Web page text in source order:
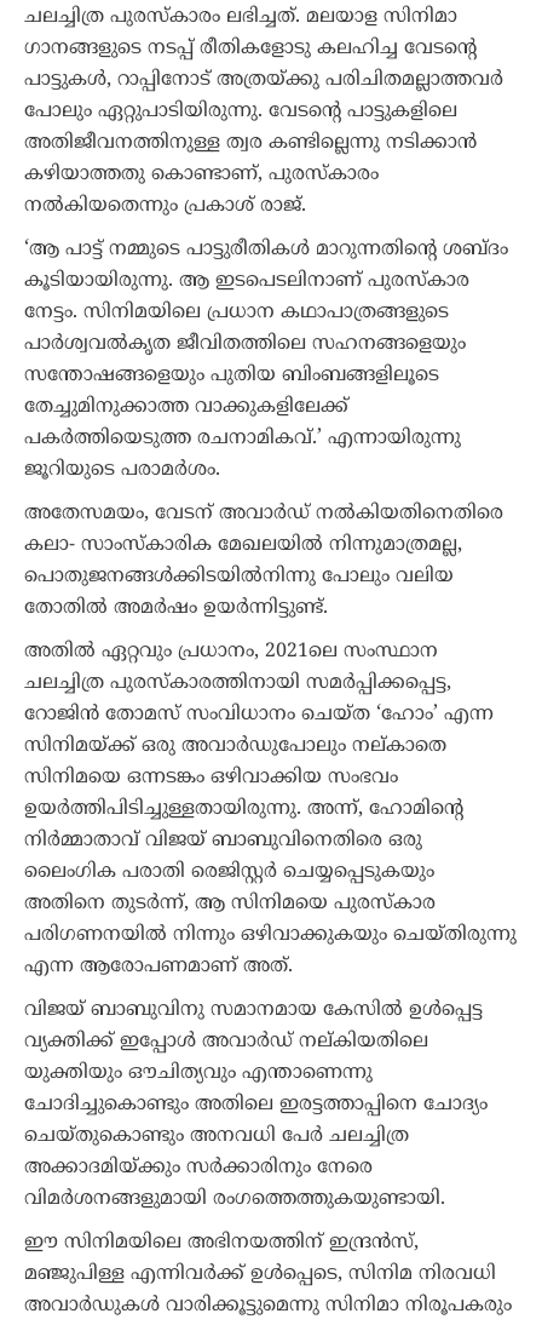
ചലച്ചിത്ര പുരസ്കാരം ലഭിച്ചത്. മലയാള സിനിമാ
ഗാനങ്ങളുടെ നടപ്പ്‌ രീതികളോടു കലഹിച്ച വേടന്റെ
പാട്ടുകൾ, റാപ്പിനോട്‌ അത്രയ്ക്കു പരിചിതമല്ലാത്തവർ
പോലും ഏറ്റുപാടിയിരുന്നു. വേടന്റെ പാട്ടുകളിലെ
അതിജീവനത്തിനുള്ള ത്വര കണ്ടില്ലെന്നു നടിക്കാൻ
കഴിയാത്തതു കൊണ്ടാണ്, പുരസ്കാരം
നൽകിയതെന്നും പ്രകാശ് രാജ്.
‘ആ പാട്ട്‌ നമ്മുടെ പാട്ടുരീതികൾ മാറുന്നതിന്റെ ശബ്ദം
കൂടിയായിരുന്നു. ആ ഇടപെടലിനാണ്‌ പുരസ്‌കാര
നേട്ടം. സിനിമയിലെ പ്രധാന കഥാപാത്രങ്ങളുടെ
പാര്‍ശ്വവൽകൃത ജീവിതത്തിലെ സഹനങ്ങളെയും
സന്തോഷങ്ങളെയും പുതിയ ബിംബങ്ങളിലൂടെ
തേച്ചുമിനുക്കാത്ത വാക്കുകളിലേക്ക്
പകര്‍ത്തിയെടുത്ത രചനാമികവ്.’ എന്നായിരുന്നു
ജൂറിയുടെ പരാമർശം.
അതേസമയം, വേടന് അവാർഡ് നൽകിയതിനെതിരെ
കലാ- സാംസ്കാരിക മേഖലയിൽ നിന്നുമാത്രമല്ല,
പൊതുജനങ്ങൾക്കിടയിൽനിന്നു പോലും വലിയ
തോതിൽ അമർഷം ഉയർന്നിട്ടുണ്ട്.
അതിൽ ഏറ്റവും പ്രധാനം, 2021ലെ സംസ്ഥാന
ചലച്ചിത്ര പുരസ്കാരത്തിനായി സമർപ്പിക്കപ്പെട്ട,
റോജിൻ തോമസ് സംവിധാനം ചെയ്ത ‘ഹോം’ എന്ന
സിനിമയ്ക്ക് ഒരു അവാർഡുപോലും നല്കാതെ
സിനിമയെ ഒന്നടങ്കം ഒഴിവാക്കിയ സംഭവം
ഉയർത്തിപിടിച്ചുള്ളതായിരുന്നു. അന്ന്, ഹോമിന്റെ
നിർമ്മാതാവ് വിജയ് ബാബുവിനെതിരെ ഒരു
ലൈംഗിക പരാതി രെജിസ്റ്റർ ചെയ്യപ്പെടുകയും
അതിനെ തുടർന്ന്, ആ സിനിമയെ പുരസ്കാര
പരിഗണനയിൽ നിന്നും ഒഴിവാക്കുകയും ചെയ്തിരുന്നു
എന്ന ആരോപണമാണ് അത്.
വിജയ് ബാബുവിനു സമാനമായ കേസിൽ ഉൾപ്പെട്ട
വ്യക്തിക്ക് ഇപ്പോൾ അവാർഡ് നല്കിയതിലെ
യുക്തിയും ഔചിത്യവും എന്താണെന്നു
ചോദിച്ചുകൊണ്ടും അതിലെ ഇരട്ടത്താപ്പിനെ ചോദ്യം
ചെയ്തുകൊണ്ടും അനവധി പേർ ചലച്ചിത്ര
അക്കാദമിയ്ക്കും സർക്കാരിനും നേരെ
വിമർശനങ്ങളുമായി രംഗത്തെത്തുകയുണ്ടായി.
ഈ സിനിമയിലെ അഭിനയത്തിന് ഇന്ദ്രൻസ്,
മഞ്ജുപിള്ള എന്നിവർക്ക് ഉൾപ്പെടെ, സിനിമ നിരവധി
അവാർഡുകൾ വാരിക്കൂട്ടുമെന്നു സിനിമാ നിരൂപകരും